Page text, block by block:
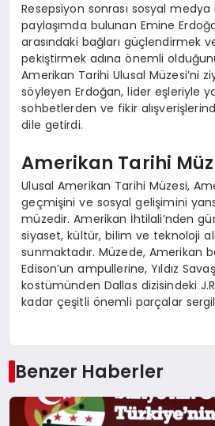
Resepsiyon sonrası sosyal medya
paylaşımda bulunan Emine
arasındaki bağları güçlendirmek
pekiştirmek adına önemli
Amerikan Tarihi Ulusal Müzesi’ni
söyleyen Erdoğan, lider eşleriyle
sohbetlerden ve fikir
dile getirdi.
Amerikan Tarihi
Ulusal Amerikan Tarihi Müzesi,
geçmişini ve sosyal gelişimini
müzedir. Amerikan İhtilali’nden
siyaset, kültür, bilim ve teknoloji
sunmaktadır. Müzede, Amerikan
Edison’un ampullerine, Yıldız
kostümünden Dallas dizisindeki
kadar çeşitli önemli parçalar
Benzer Haberler